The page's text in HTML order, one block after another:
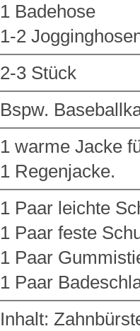
1 Badehose
1-2
2-3 Stück
Bspw.
1 warme Jacke
1 Regenjacke.
1 Paar leichte
1 Paar feste
1 Paar
1 Paar
Inhalt: